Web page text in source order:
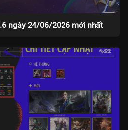
ngày 24/06/2026 mới nhất